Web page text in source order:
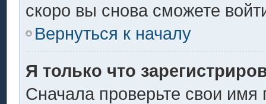
скоро вы снова сможете
Вернуться к началу
Я только что
Сначала проверьте свои имя